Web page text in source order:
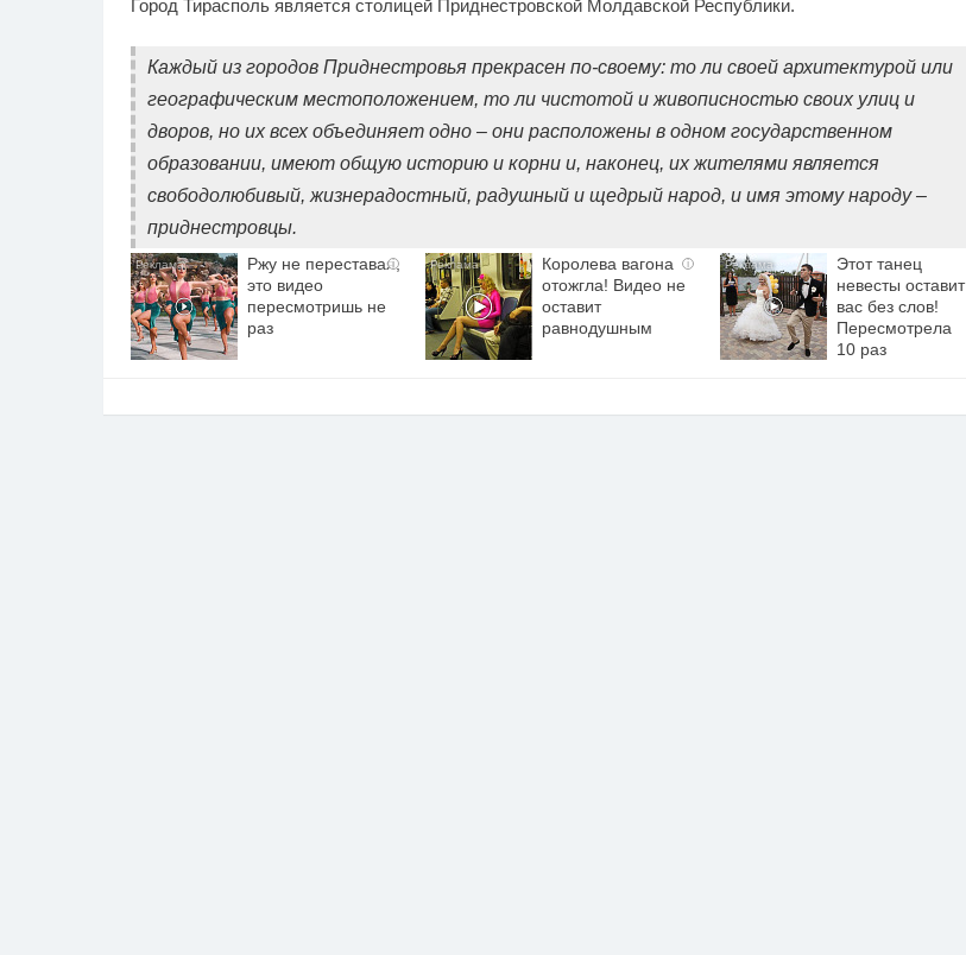
Город Тирасполь является столицей Приднестровской Молдавской Республики.
Каждый из городов Приднестровья прекрасен по-своему: то ли своей архитектурой или
географическим местоположением, то ли чистотой и живописностью своих улиц и
дворов, но их всех объединяет одно – они расположены в одном государственном
образовании, имеют общую историю и корни и, наконец, их жителями является
свободолюбивый, жизнерадостный, радушный и щедрый народ, и имя этому народу –
приднестровцы.
i
Ржу не переставая,
это видео
пересмотришь не
раз
i
Королева вагона
отожгла! Видео не
оставит
равнодушным
Этот танец
невесты оставит
вас без слов!
Пересмотрела
10 раз